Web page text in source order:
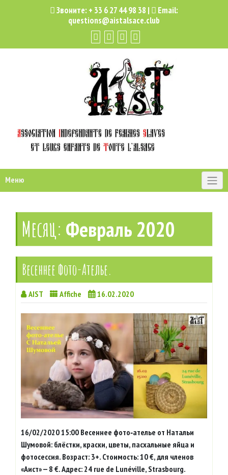
Звоните: + 33 6 27 44 98 38 |
Email:
questions@aistalsace.club
Меню
Месяц: Февраль 2020
Весеннее Фото-Ателье.
AIST Affiche 16.02.2020
16/02/2020 15:00 Весеннее фото‑ателье от Натальи
Шумовой: блёстки, краски, цветы, пасхальные яйца и
фотосессия. Возраст: 3+. Стоимость: 10 €, для членов
«Аист» — 8 €. Адрес: 24 rue de Lunéville, Strasbourg.